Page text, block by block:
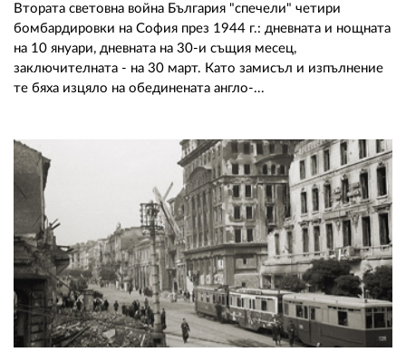
Втората световна война България "спечели" четири
бомбардировки на София през 1944 г.: дневната и нощната
на 10 януари, дневната на 30-и същия месец,
заключителната - на 30 март. Като замисъл и изпълнение
те бяха изцяло на обединената англо-...